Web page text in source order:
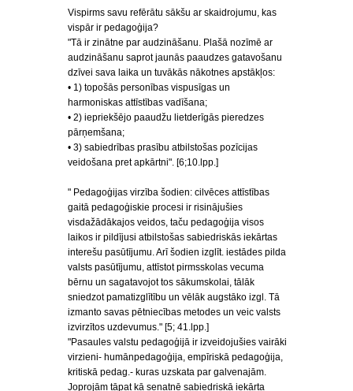
Vispirms savu refērātu sākšu ar skaidrojumu, kas
vispār ir pedagoģija?
"Tā ir zinātne par audzināšanu. Plašā nozīmē ar
audzināšanu saprot jaunās paaudzes gatavošanu
dzīvei sava laika un tuvākās nākotnes apstākļos:
• 1) topošās personības vispusīgas un
harmoniskas attīstības vadīšana;
• 2) iepriekšējo paaudžu lietderīgās pieredzes
pārņemšana;
• 3) sabiedrības prasību atbilstošas pozīcijas
veidošana pret apkārtni". [6;10.lpp.]
" Pedagoģijas virzība šodien: cilvēces attīstības
gaitā pedagoģiskie procesi ir risinājušies
visdažādākajos veidos, taču pedagoģija visos
laikos ir pildījusi atbilstošas sabiedriskās iekārtas
interešu pasūtījumu. Arī šodien izglīt. iestādes pilda
valsts pasūtījumu, attīstot pirmsskolas vecuma
bērnu un sagatavojot tos sākumskolai, tālāk
sniedzot pamatizglītību un vēlāk augstāko izgl. Tā
izmanto savas pētniecības metodes un veic valsts
izvirzītos uzdevumus." [5; 41.lpp.]
"Pasaules valstu pedagoģijā ir izveidojušies vairāki
virzieni- humānpedagoģija, empīriskā pedagoģija,
kritiskā pedag.- kuras uzskata par galvenajām.
Joprojām tāpat kā senatnē sabiedriskā iekārta